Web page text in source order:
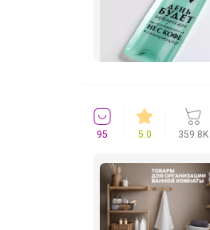
95 5.0 359.8K